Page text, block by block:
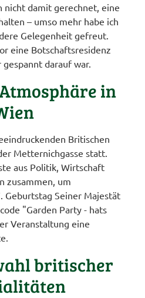
nicht damit gerechnet, eine
– umso mehr habe ich
Gelegenheit gefreut.
eine Botschaftsresidenz
darauf war.
in
Britischen
Metternichgasse statt.
aus Politik, Wirtschaft
zusammen, um
Geburtstag Seiner Majestät
"Garden Party - hats
Veranstaltung eine
britischer